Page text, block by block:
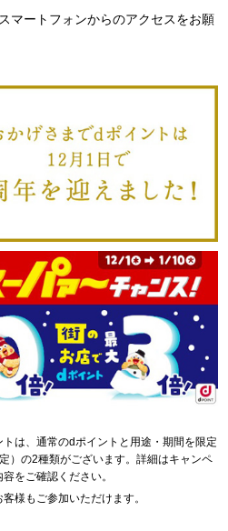
マートフォンからのアクセスをお願
は、通常のdポイントと用途・期間を限定
）の2種類がございます。詳細はキャンペ
をご確認ください。
様もご参加いただけます。